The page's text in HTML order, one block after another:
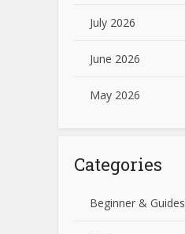
July 2026
June 2026
May 2026
Categories
Beginner & Guides